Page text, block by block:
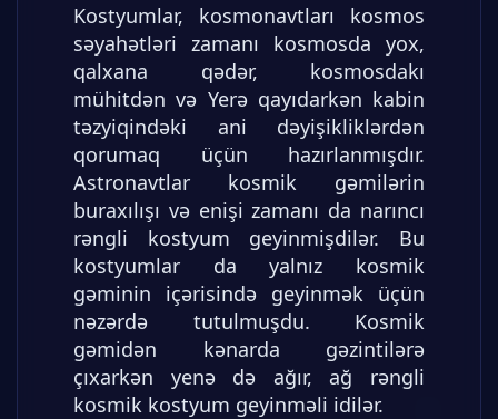
Kostyumlar, kosmonavtları kosmos
səyahətləri zamanı kosmosda yox,
qalxana qədər, kosmosdakı
mühitdən və Yerə qayıdarkən kabin
təzyiqindəki ani dəyişikliklərdən
qorumaq üçün hazırlanmışdır.
Astronavtlar kosmik gəmilərin
buraxılışı və enişi zamanı da narıncı
rəngli kostyum geyinmişdilər. Bu
kostyumlar da yalnız kosmik
gəminin içərisində geyinmək üçün
nəzərdə tutulmuşdu. Kosmik
gəmidən kənarda gəzintilərə
çıxarkən yenə də ağır, ağ rəngli
kosmik kostyum geyinməli idilər.